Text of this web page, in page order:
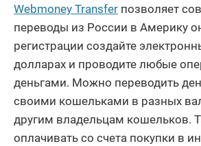
Webmoney Transfer позволяет
переводы из России в Америку
регистрации создайте
долларах и проводите любые
деньгами. Можно переводить
своими кошельками в разных
другим владельцам кошельков.
оплачивать со счета покупки в